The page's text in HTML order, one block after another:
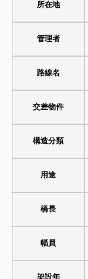
所在地
管理者
路線名
交差物件
構造分類
用途
橋長
幅員